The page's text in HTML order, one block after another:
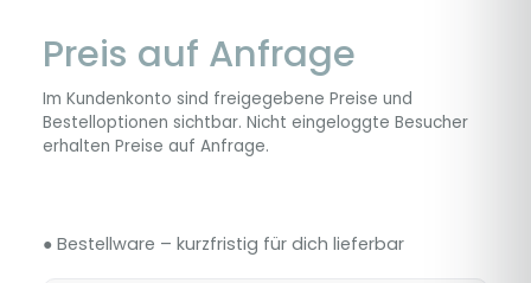
Preis auf Anfrage
Im Kundenkonto sind freigegebene Preise und
Bestelloptionen sichtbar. Nicht eingeloggte Besucher
erhalten Preise auf Anfrage.
● Bestellware – kurzfristig für dich lieferbar